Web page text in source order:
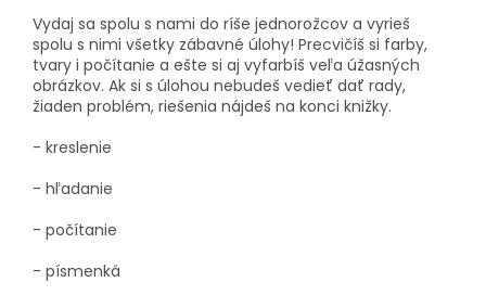
Vydaj sa spolu s nami do ríše jednorožcov a vyrieš
spolu s nimi všetky zábavné úlohy! Precvičíš si farby,
tvary i počítanie a ešte si aj vyfarbíš veľa úžasných
obrázkov. Ak si s úlohou nebudeš vedieť dať rady,
žiaden problém, riešenia nájdeš na konci knižky.
- kreslenie
- hľadanie
- počítanie
- písmenká